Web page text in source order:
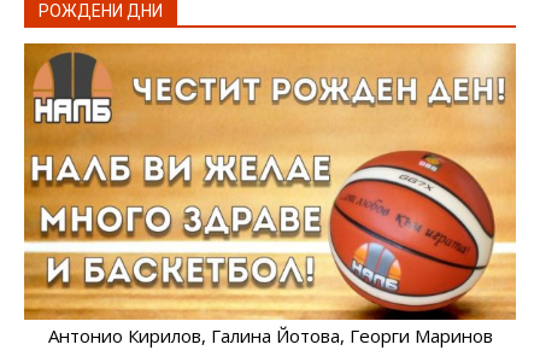
РОЖДЕНИ ДНИ
Антонио Кирилов, Галина Йотова, Георги Маринов